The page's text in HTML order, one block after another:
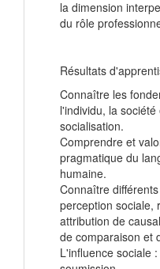
la dimension
du rôle
Résultats
Connaître les
l'individu, la
socialisation.
Comprendre et
pragmatique du
humaine.
Connaître
perception sociale,
attribution de
de comparaison et
L'influence sociale